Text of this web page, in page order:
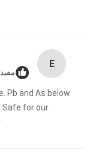
E
Pb and As below
Safe for our